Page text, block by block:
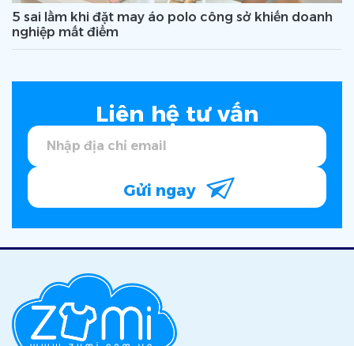
5 sai lầm khi đặt may áo polo công sở khiến doanh
nghiệp mất điểm
Liên hệ tư vấn
Gửi ngay